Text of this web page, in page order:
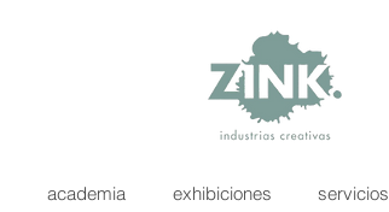
academia exhibiciones servicios